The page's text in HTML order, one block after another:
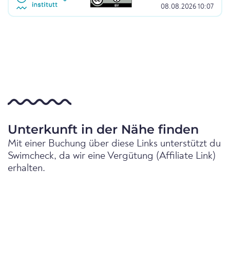
08.08.2026 10:07
Unterkunft in der Nähe finden
Mit einer Buchung über diese Links unterstützt du
Swimcheck, da wir eine Vergütung (Affiliate Link)
erhalten.